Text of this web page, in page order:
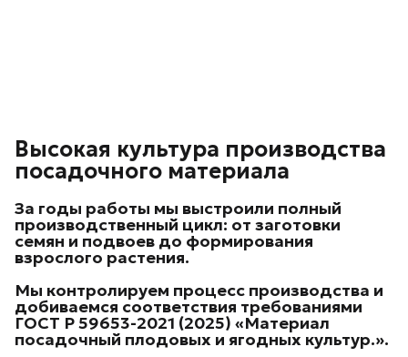
Высокая культура производства
посадочного материала
За годы работы мы выстроили полный
производственный цикл: от заготовки
семян и подвоев до формирования
взрослого растения.
Мы контролируем процесс производства и
добиваемся соответствия требованиями
ГОСТ Р 59653-2021 (2025) «Материал
посадочный плодовых и ягодных культур.».